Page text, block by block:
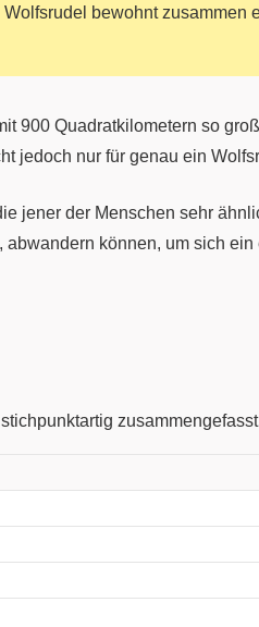
Wolfsrudel bewohnt zusammen
900 Quadratkilometern so
jedoch nur für genau ein
jener der Menschen sehr
können, um sich